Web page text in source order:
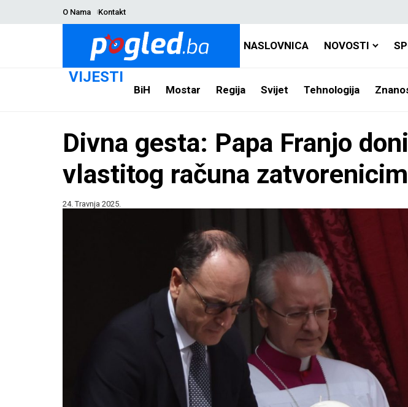
O Nama Kontakt
NASLOVNICA NOVOSTI
VIJESTI
BiH Mostar Regija Svijet Tehnologija
Divna gesta: Papa Franjo
vlastitog računa
24. Travnja 2025.